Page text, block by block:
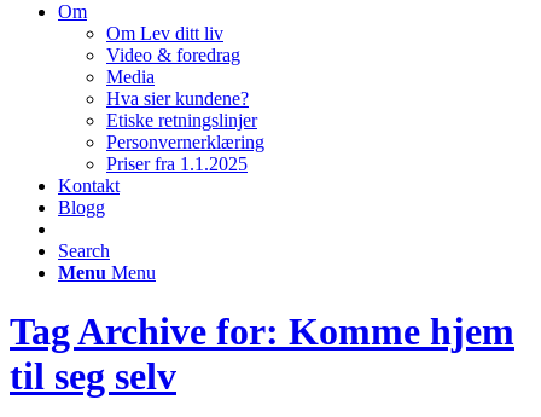
Om
Om Lev ditt liv
Video & foredrag
Media
Hva sier kundene?
Etiske retningslinjer
Personvernerklæring
Priser fra 1.1.2025
Kontakt
Blogg
Search
Menu Menu
Tag Archive for: Komme hjem
til seg selv